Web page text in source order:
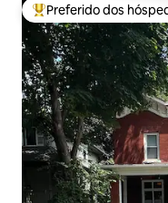
Entre os melhores
Preferido dos